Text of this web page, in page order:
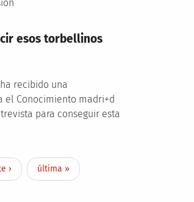
esos torbellinos
recibido una
el Conocimiento madri+d
para conseguir esta
› Last page
última »